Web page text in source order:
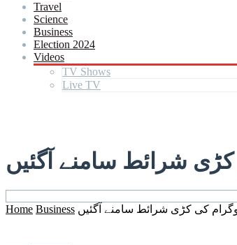
Travel
Science
Business
Election 2024
Videos
TV Shows
Live TV
شرائط سامنے آگئیں
Home Business کی کڑی شرائط سامنے آگئیں